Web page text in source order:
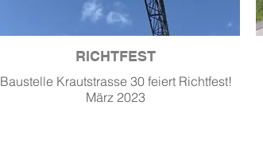
RICHTFEST
Baustelle Krautstrasse 30 feiert Richtfest!
März 2023